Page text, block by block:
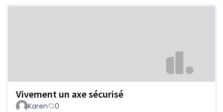
Vivement un axe sécurisé
Karen 0